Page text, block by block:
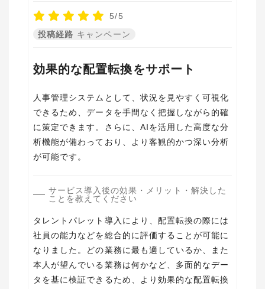
5/5
投稿経路 キャンペーン
効果的な配置転換をサポート
人事管理システムとして、状況を見やすく可視化
できるため、データを手間なく把握しながら的確
に策定できます。さらに、AIを活用した高度な分
析機能が備わっており、より客観的かつ深い分析
が可能です。
サービス導入後の効果・メリット・解決した
ことを教えてください
タレントパレット導入により、配置転換の際には
社員の能力などを総合的に評価することが可能に
なりました。どの業務に最も適しているか、また
本人が望んでいる業務は何かなど、多面的なデー
タを基に検証できるため、より効果的な配置転換